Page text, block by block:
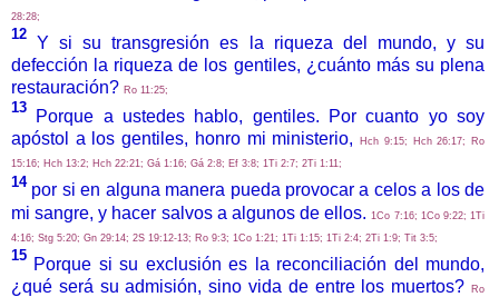
28:28;
12Y si su transgresión es la riqueza del mundo, y su
defección la riqueza de los gentiles, ¿cuánto más su plena
restauración? Ro 11:25;
13
Porque a ustedes hablo, gentiles. Por cuanto yo soy
apóstol a los gentiles, honro mi ministerio,Hch 9:15; Hch 26:17; Ro
15:16; Hch 13:2; Hch 22:21; Gá 1:16; Gá 2:8; Ef 3:8; 1Ti 2:7; 2Ti 1:11;
14 por si en alguna manera pueda provocar a celos a los de
mi sangre, y hacer salvos a algunos de ellos. 1Co 7:16; 1Co 9:22; 1Ti
4:16; Stg 5:20; Gn 29:14; 2S 19:12-13; Ro 9:3; 1Co 1:21; 1Ti 1:15; 1Ti 2:4; 2Ti 1:9; Tit 3:5;
15 Porque si su exclusión es la reconciliación del mundo,
¿qué será su admisión, sino vida de entre los muertos?
Ro